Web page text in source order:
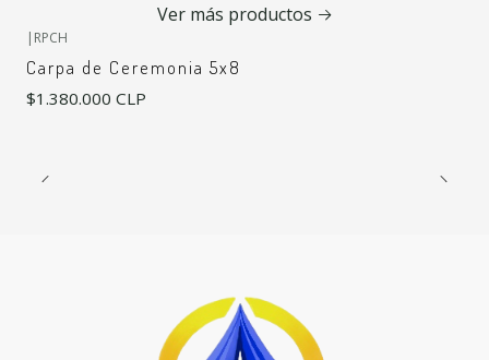
Ver más productos
No disponible
| RPCH
Carpa de Ceremonia 5x8
$1.380.000 CLP